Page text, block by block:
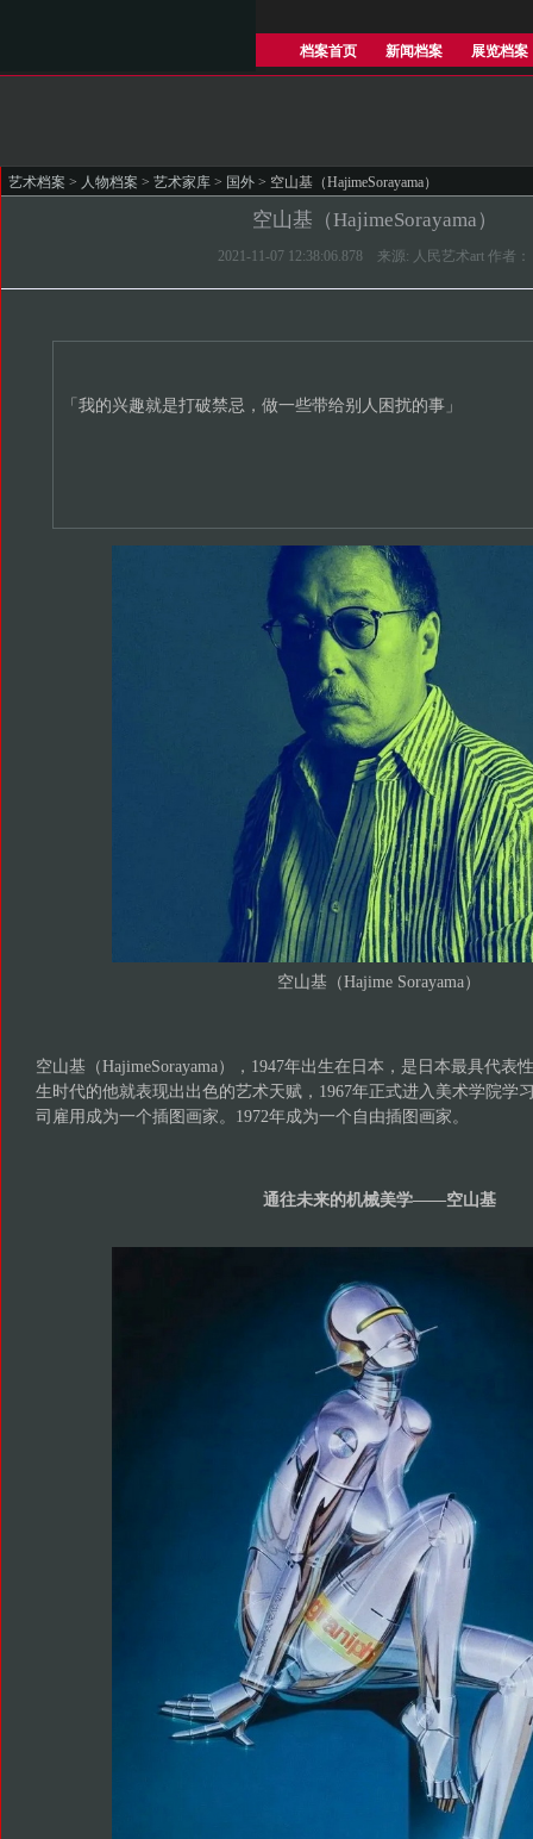
档案首页 新闻档案 展览档案
艺术档案 > 人物档案 > 艺术家库 > 国外 > 空山基（HajimeSorayama）
空山基（HajimeSorayama）
2021-11-07 12:38:06.878 来源: 人民艺术art 作者：
「我的兴趣就是打破禁忌，做一些带给别人困扰的事」
空山基（Hajime Sorayama）
空山基（HajimeSorayama），1947年出生在日本，是日本最具代表
生时代的他就表现出出色的艺术天赋，1967年正式进入美术学院学
司雇用成为一个插图画家。1972年成为一个自由插图画家。
通往未来的机械美学——空山基